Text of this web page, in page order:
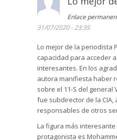
Enlace
31/07/2020 - 23:35
Lo mejor de la periodista
capacidad para acceder
interesantes. En los
autora manifiesta haber
sobre el 11-S del general
fue subdirector de la CIA,
responsables de otros
La figura más
protagonista es